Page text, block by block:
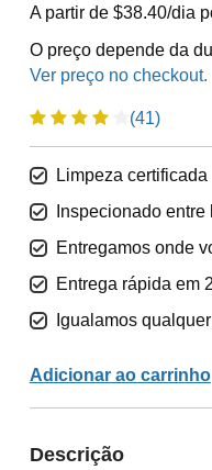
A partir de $38.40/dia
O preço depende da
(41)
Limpeza certificada
Inspecionado entre
Entregamos onde
Entrega rápida em
Igualamos
Adicionar ao carrinho
Descrição